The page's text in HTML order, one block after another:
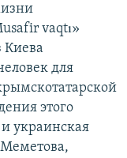
vaqtı»
Киева
для
этого
украинская